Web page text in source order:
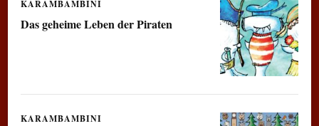
KARAMBAMBINI
Das geheime Leben der Piraten
KARAMBAMBINI